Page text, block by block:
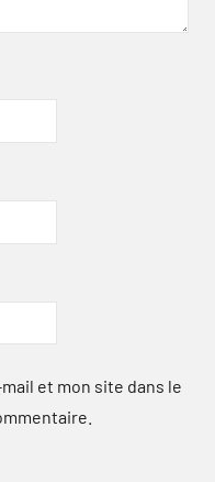
et mon site dans le